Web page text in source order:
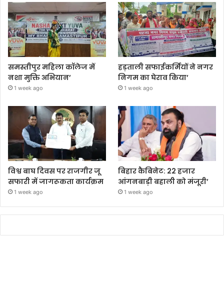
समस्तीपुर महिला कॉलेज में
नशा मुक्ति अभियान’
1 week ago
हड़ताली सफाईकर्मियों ने नगर
निगम का घेराव किया’
1 week ago
विश्व बाघ दिवस पर राजगीर जू
सफारी में जागरूकता कार्यक्रम
1 week ago
बिहार कैबिनेट: 22 हजार
आंगनबाड़ी बहाली को मंजूरी’
1 week ago